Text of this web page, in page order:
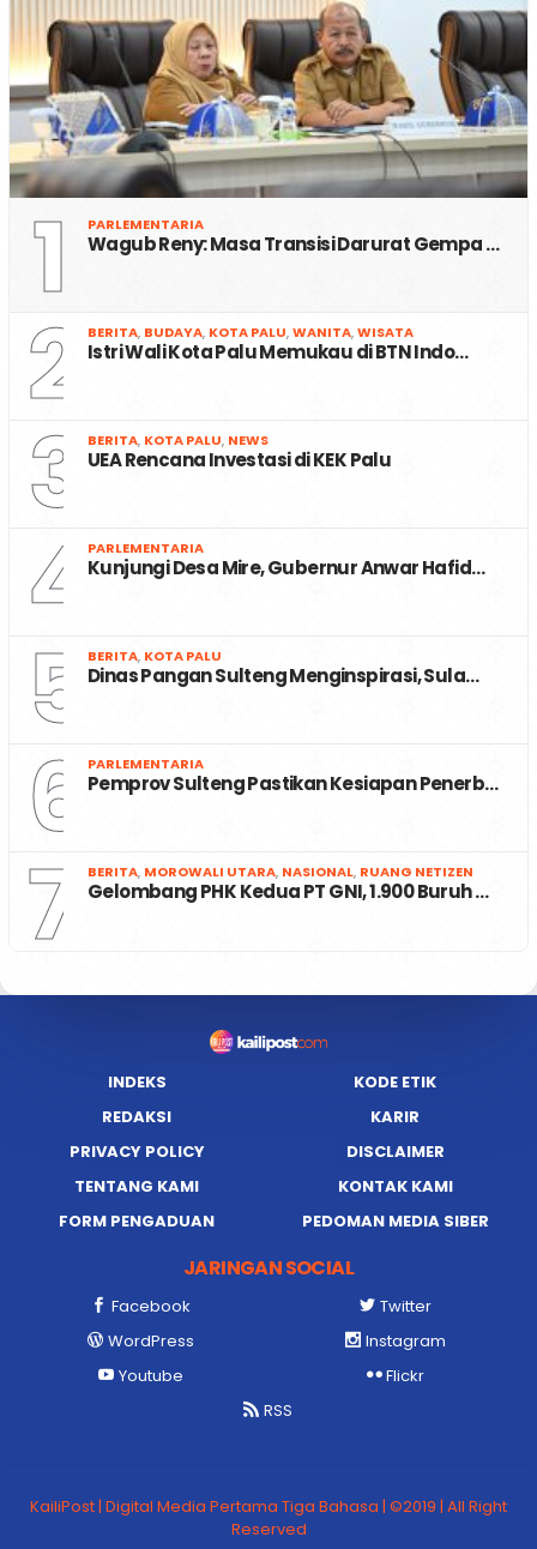
1 PARLEMENTARIA
Wagub Reny: Masa Transisi Darurat Gempa …
2 BERITA, BUDAYA, KOTA PALU,WANITA,WISATA
Istri Wali Kota Palu Memukau di BTN Indo…
3 BERITA, KOTA PALU, NEWS
UEA Rencana Investasi di KEK Palu
4 PARLEMENTARIA
Kunjungi Desa Mire, Gubernur Anwar Hafid…
5 BERITA, KOTA PALU
Dinas Pangan Sulteng Menginspirasi, Sula…
6 PARLEMENTARIA
Pemprov Sulteng Pastikan Kesiapan Penerb…
7 BERITA, MOROWALI UTARA, NASIONAL, RUANG NETIZEN
Gelombang PHK Kedua PT GNI, 1.900 Buruh …
INDEKS
KODE ETIK
REDAKSI
KARIR
PRIVACY POLICY
DISCLAIMER
TENTANG KAMI
KONTAK KAMI
FORM PENGADUAN
PEDOMAN MEDIA SIBER
JARINGAN SOCIAL
Facebook
Twitter
WordPress
Instagram
Youtube
Flickr
RSS
KailiPost | Digital Media Pertama Tiga Bahasa | ©2019 | All Right
Reserved